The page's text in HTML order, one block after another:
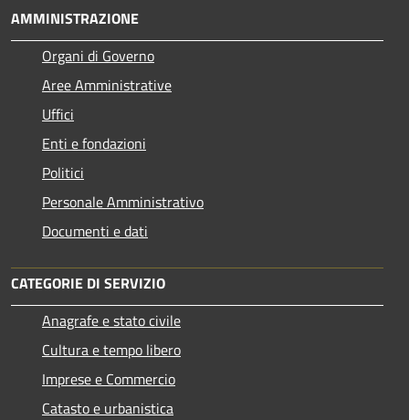
AMMINISTRAZIONE
Organi di Governo
Aree Amministrative
Uffici
Enti e fondazioni
Politici
Personale Amministrativo
Documenti e dati
CATEGORIE DI SERVIZIO
Anagrafe e stato civile
Cultura e tempo libero
Imprese e Commercio
Catasto e urbanistica